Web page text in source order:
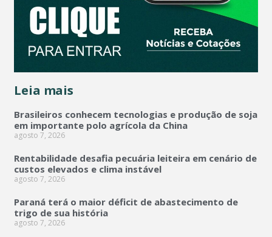
Leia mais
Brasileiros conhecem tecnologias e produção de soja
em importante polo agrícola da China
agosto 7, 2026
Rentabilidade desafia pecuária leiteira em cenário de
custos elevados e clima instável
agosto 7, 2026
Paraná terá o maior déficit de abastecimento de
trigo de sua história
agosto 7, 2026